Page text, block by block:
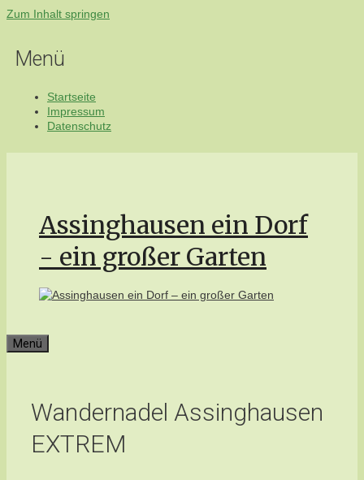
Zum Inhalt springen
Menü
Startseite
Impressum
Datenschutz
Assinghausen ein Dorf
- ein großer Garten
Menü
Wandernadel Assinghausen
EXTREM